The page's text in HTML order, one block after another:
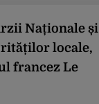
Naționale și
locale,
francez Le